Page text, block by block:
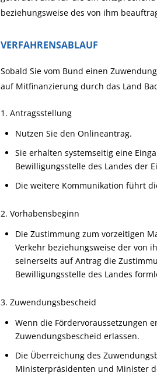
beziehungsweise des von ihm
VERFAHRENSABLAUF
Sobald Sie vom Bund einen
auf Mitfinanzierung durch das Land
1. Antragsstellung
Nutzen Sie den Onlineantrag.
Sie erhalten systemseitig eine
Bewilligungsstelle des Landes der
Die weitere Kommunikation führt
2. Vorhabensbeginn
Die Zustimmung zum vorzeitigen
Verkehr beziehungsweise der von
seinerseits auf Antragdie
Bewilligungsstelle des Landes
3. Zuwendungsbescheid
Wenn die Fördervoraussetzungen
Zuwendungsbescheid erlassen.
Die Überreichung des
Ministerpräsidenten und Minister